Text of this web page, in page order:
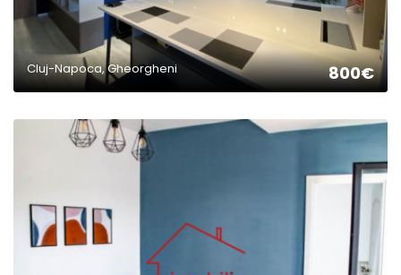
Cluj-Napoca, Gheorgheni 800€